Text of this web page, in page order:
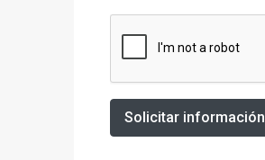
Solicitar información